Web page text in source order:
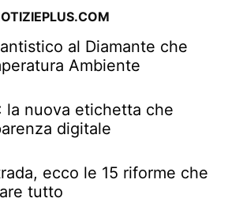
al Diamante che
Ambiente
la nuova etichetta che
digitale
ecco le 15 riforme che
tutto